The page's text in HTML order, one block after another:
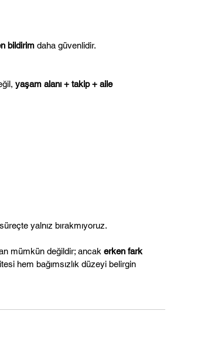
bildirim daha güvenlidir.
yaşam alanı + takip + aile
yalnız bırakmıyoruz.
mümkün değildir; ancak erken fark
hem bağımsızlık düzeyi belirgin